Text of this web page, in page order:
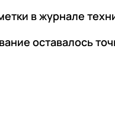
в журнале
оставалось